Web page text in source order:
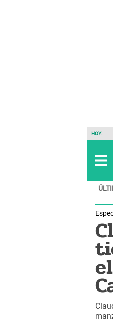
HOY: